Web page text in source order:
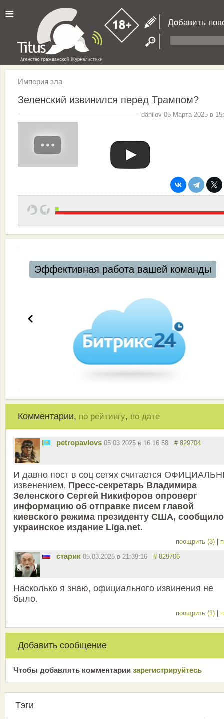
≡ Добавить
Империя зла
Зеленский извинился перед Трампом?
danilov 05 Марта 2025 в
Эффективная работа вашей команды
Комментарии, по рейтингу, по дате
petropavlovs 05.03.2025 в 16:16:58 # 829704
И давно пост в соц сетях считается
извенением. Пресс-секретарь Владимира
Зеленского Сергей Никифоров опроверг
информацию об отправке писем главой
киевского режима президенту США, сообщило
украинское издание Liga.net.
поощрить (3)
старик 05.03.2025 в 21:39:16 # 829706
Насколько я знаю, официального извинения не
было.
поощрить (1)
Добавить сообщение
Чтобы добавлять комментарии зарeгиcтрирyйтeсь
Тэги